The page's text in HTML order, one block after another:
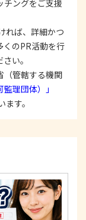
を確保す
する安全措
、個人情報
セキュリ
について
は、適切
供の停止等
じます。
情報の取扱
その他の規
チングをご支援
れば、詳細かつ
くのPR活動を行
い。
（管轄する機関
理団体）」
す。